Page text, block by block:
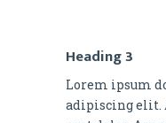
Heading 3
Lorem ipsum
adipiscing elit.